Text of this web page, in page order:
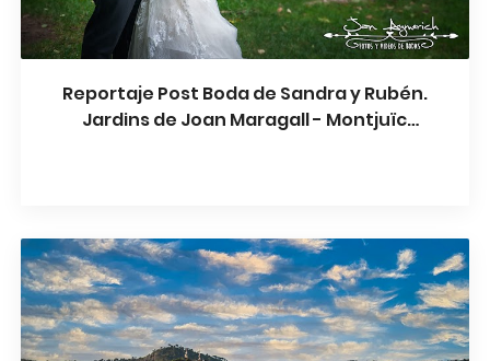
Reportaje Post Boda de Sandra y Rubén.
Jardins de Joan Maragall - Montjuïc